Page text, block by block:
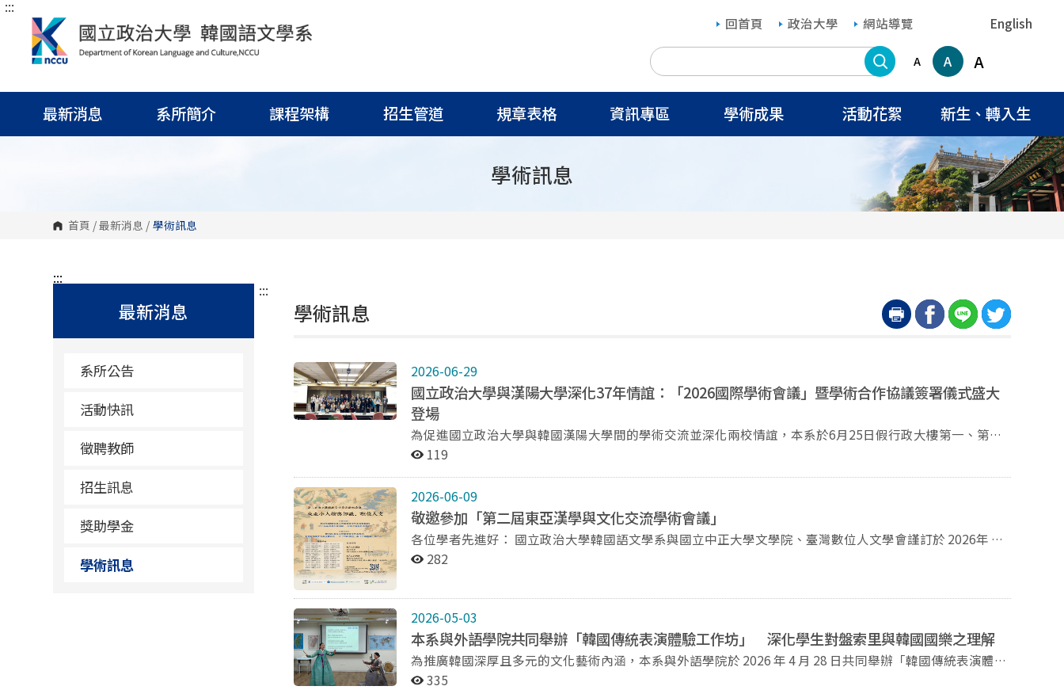
跳
塊
:::
回首頁 政治大學 網站導覽 English
搜尋A A A
最新消息 系所簡介 課程架構 招生管道 規章表格 資訊專區 學術成果 活動花絮 新生、轉入生
學術訊息
首頁 /最新消息 / 學術訊息
:::
最新消息
系所公告
活動快訊
徵聘教師
招生訊息
獎助學金
學術訊息
:::
學術訊息
2026-06-29
國立政治大學與漢陽大學深化37年情誼：「2026國際學術會議」暨學術合作協議簽署儀式盛大
登場
為促進國立政治大學與韓國漢陽大學間的學術交流並深化兩校情誼，本系於6月25日假行政大樓第一、第三
會議室，盛大舉辦「2026年漢陽大學國際交流學術會議」活動。當日不僅邀集兩校師生發表專題演講與研
源悠久，至今已邁入第37年的深厚情誼。本次針對系所與研究所層級進一步簽署MOU，象徵著兩校在韓國
語文與東亞文化研究領域的合作邁向了嶄新的里程碑。 本次學術會議以「語言與文學的交流、混融、生成
/ 韓國語文學研究的未來與展望」為大會主題。上午的開幕典禮中，由政大韓國語文學系主任陳慶智致歡迎
辭，並由漢陽大學國語國文學系主任李勝洙致開幕詞，為一整天的學術盛宴揭開序幕。隨後的專題演講時
「語學領域」、「古典領域」以及「現代領域」等多個場次同步進行。發表內容涵蓋古今，從古典文學如
《血淚》、《熱河日記》的研究，到現代議題如AI在文學翻譯中的再現樣態、韓國近現代活字本的OCR模型
開發，乃至於流行文化如韓劇《請回答1988》中的角色研究，充分展現了雙方研究生在韓國語文學各領域
的前瞻性與研究能量。 本次學術會議與MOU簽訂儀式於下午5時的閉幕儀式中圓滿落幕。透過此次深度的
119
2026-06-09
敬邀參加「第二屆東亞漢學與文化交流學術會議」
各位學者先進好： 國立政治大學韓國語文學系與國立中正大學文學院、臺灣數位人文學會謹訂於 2026年 06
月 12 日（五）、13日（六）假國立政治大學道藩樓、行政大樓舉行「第二屆東亞漢學與文化交流學術會
燕行、通信使行及東亞交流文獻」，邀請臺、韓共六位學者發表主題演講，並由臺、韓、日、越、中五國共
五十四位學者發表論文，不僅議題涵蓋朝鮮燕行錄、朝鮮通信使行錄、越南北使行錄、漂流與海洋、使行與
繪畫/書籍流通/文獻、東亞交流與文學/人物/宗教政治，發表者也涵蓋教授學者至碩士生，展現了學術研究
的深耕與朝氣。 為延續去年學術會議對東亞古典各項議題的熱烈討論，並建立定期學術交流與對話的空
282
2026-05-03
本系與外語學院共同舉辦「韓國傳統表演體驗工作坊」 深化學生對盤索里與韓國國樂之理解
為推廣韓國深厚且多元的文化藝術內涵，本系與外語學院於 2026 年 4 月 28 日共同舉辦「韓國傳統表演體
驗工作坊」，吸引校內對韓國文化及國樂藝術有興趣之師生踴躍參與。本次活動作為吳輪貞教授「觀光韓
335